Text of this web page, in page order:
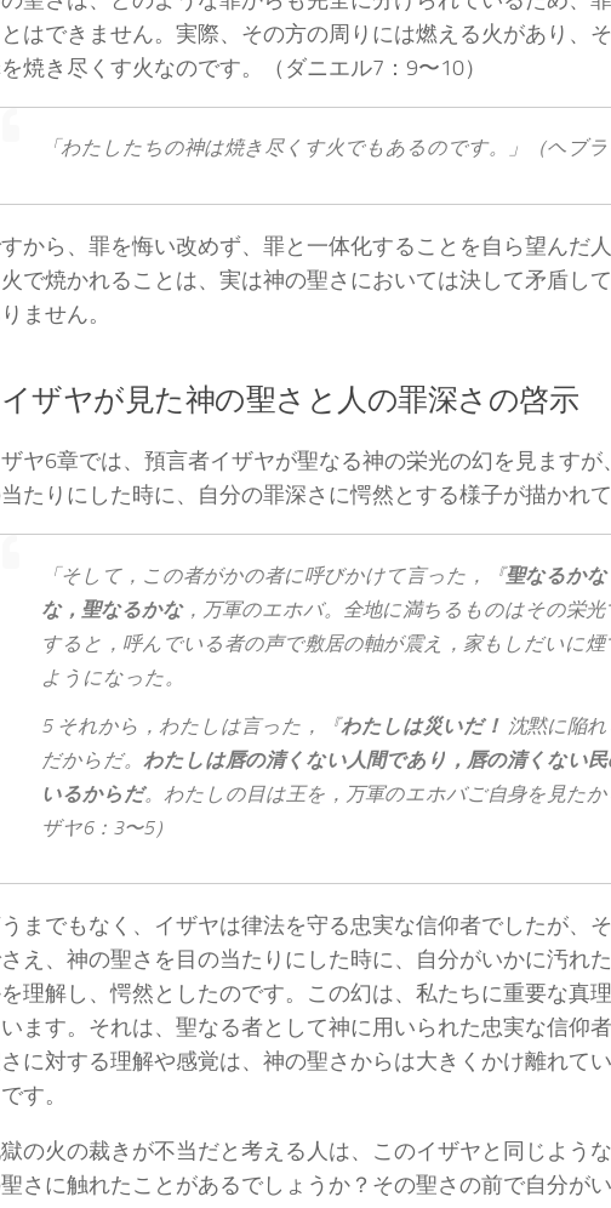
はできません。実際、その方の周りには燃える火があり、
焼き尽くす火なのです。（ダニエル7：9〜10）
「わたしたち​の​神​は​焼き尽くす​火​で​も​ある​の​です。」（ヘブラ
から、罪を悔い改めず、罪と一体化することを自ら望んだ
で焼かれることは、実は神の聖さにおいては決して矛盾し
ません。
イザヤが見た神の聖さと人の罪深さの啓示
ヤ6章では、預言者イザヤが聖なる神の栄光の幻を見ますが
たりにした時に、自分の罪深さに愕然とする様子が描かれて
「そして，この​者​が​かの​者​に​呼びかけ​て​言っ​た，『聖なるかな
な，聖なるかな，万軍​の​エホバ。全地​に​満ちる​もの​は​その​栄光​
すると，呼ん​で​いる​者​の​声​で​敷居​の​軸​が​震え，家​も​しだい​に​
よう​に​なっ​た。
5 それ​から，わたし​は​言っ​た，『わたしは災いだ！ 沈黙​に​陥
だ​から​だ。 わたしは唇の清く ない人間であり，唇の清く ない民
いるから だ。わたし​の​目​は​王​を，万軍​の​エホバ​ご自身​を​見​た​
ザヤ6：3〜5）
までもなく、イザヤは律法を守る忠実な信仰者でしたが、
え、神の聖さを目の当たりにした時に、自分がいかに汚れ
理解し、愕然としたのです。この幻は、私たちに重要な真
ます。それは、聖なる者として神に用いられた忠実な信仰
に対する理解や感覚は、神の聖さからは大きくかけ離れて
す。
の火の裁きが不当だと考える人は、このイザヤと同じよう
さに触れたことがあるでしょうか？その聖さの前で自分が